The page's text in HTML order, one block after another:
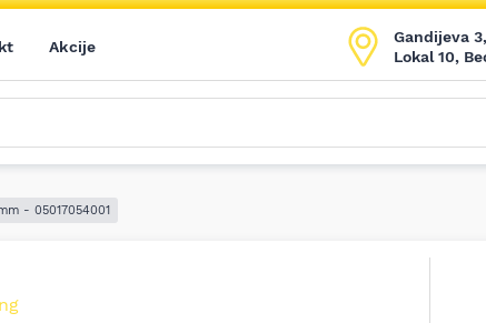
Akcije
Gandijeva 3,
Lokal 10,
- 05017054001